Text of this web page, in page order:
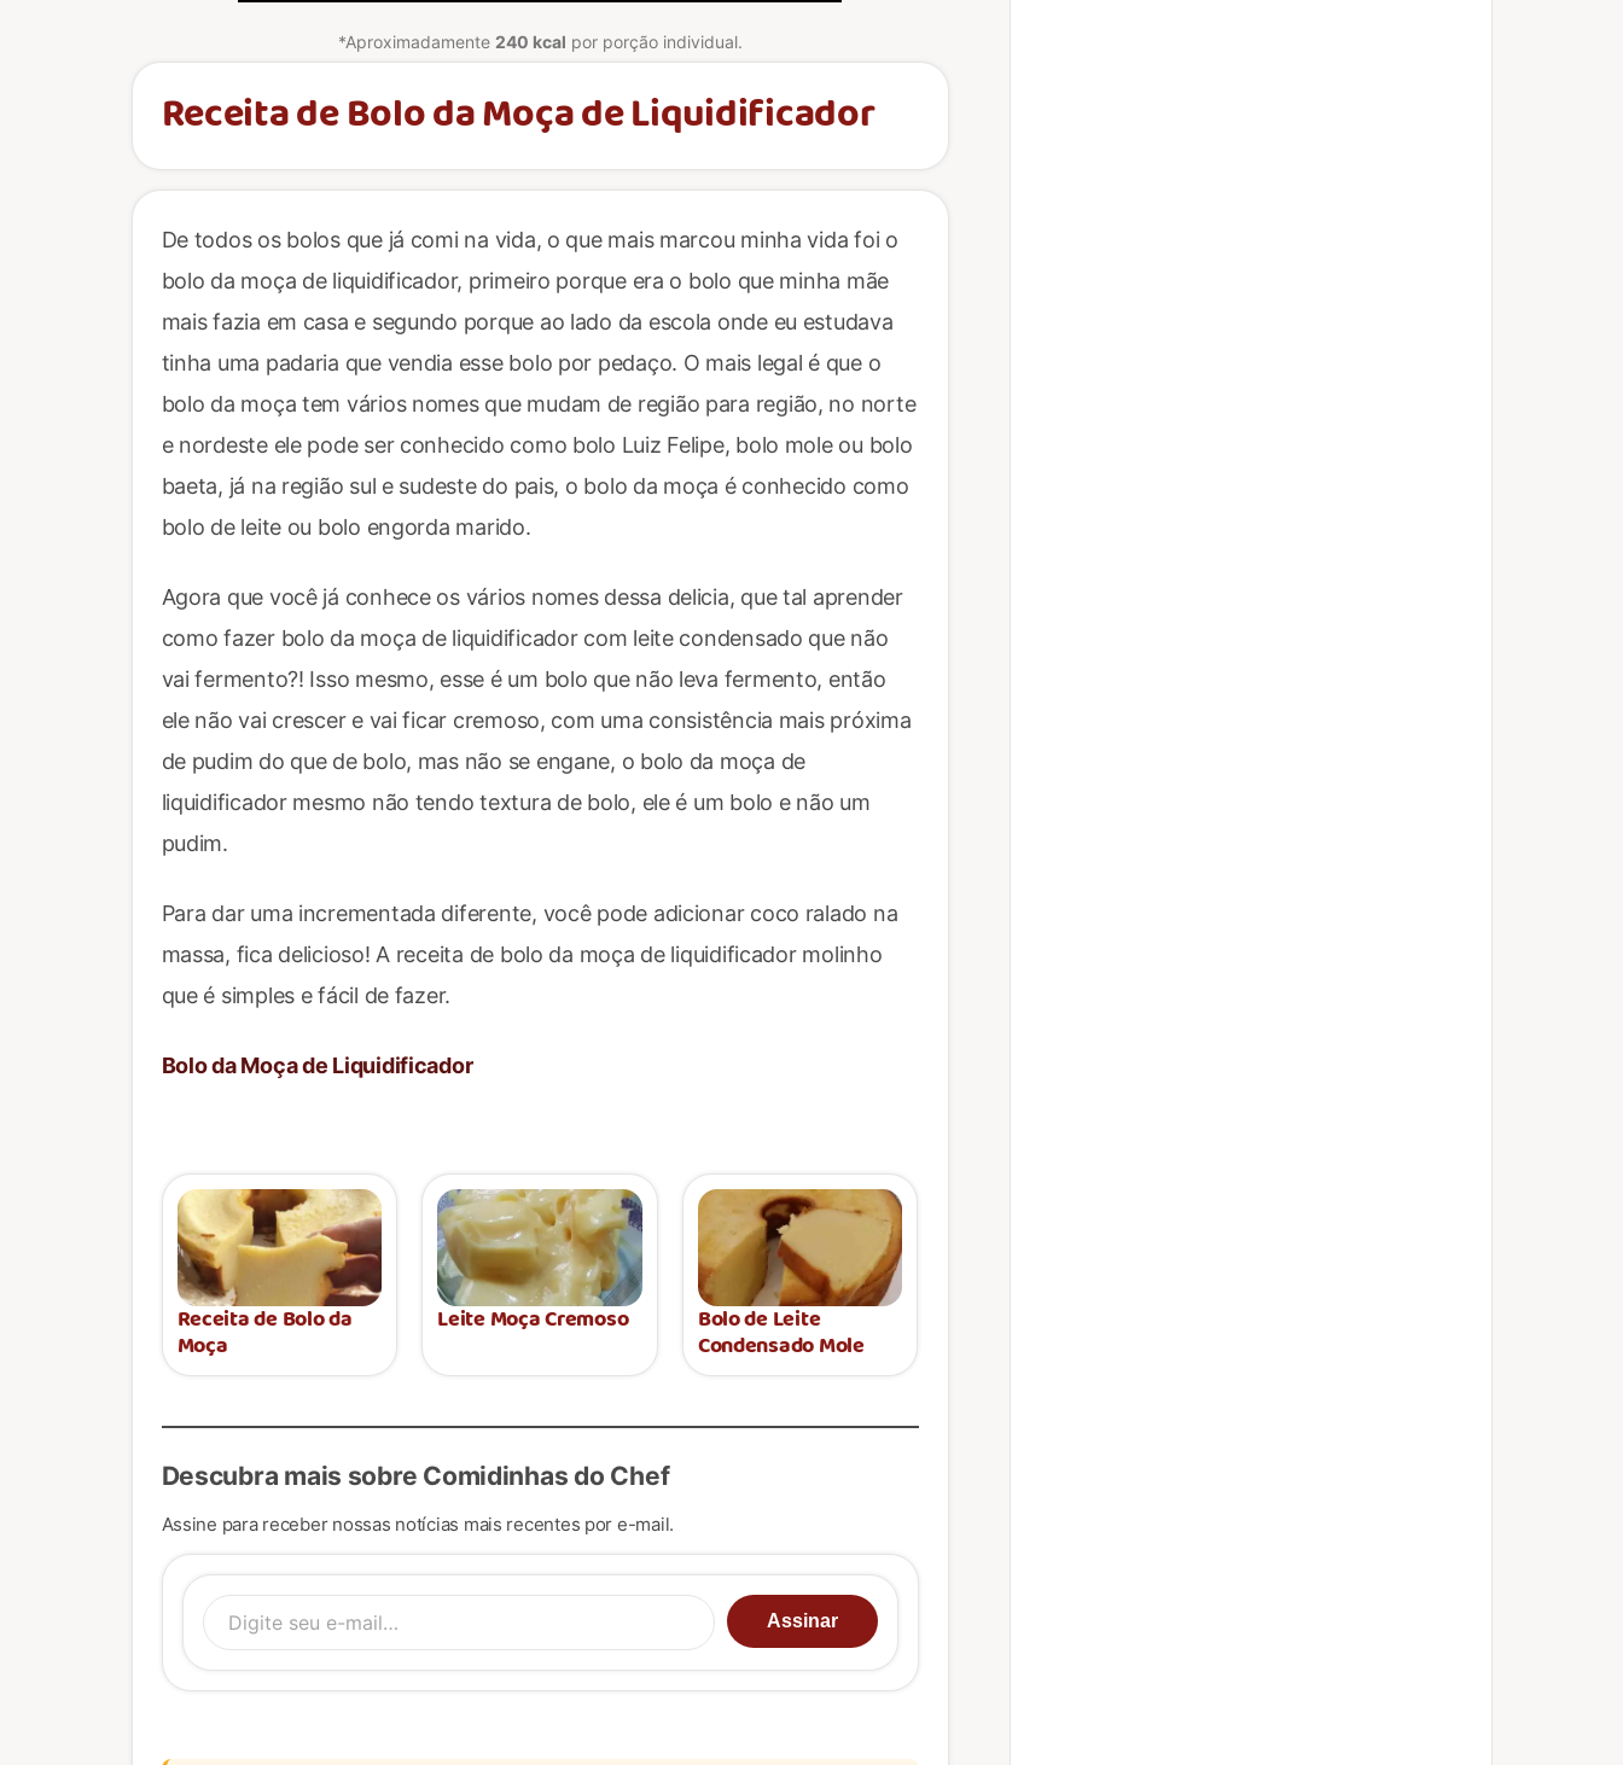
*Aproximadamente 240 kcal por porção individual.
Receita de Bolo da Moça de Liquidificador
De todos os bolos que já comi na vida, o que mais marcou minha vida foi o
bolo da moça de liquidificador, primeiro porque era o bolo que minha mãe
mais fazia em casa e segundo porque ao lado da escola onde eu estudava
tinha uma padaria que vendia esse bolo por pedaço. O mais legal é que o
bolo da moça tem vários nomes que mudam de região para região, no norte
e nordeste ele pode ser conhecido como bolo Luiz Felipe, bolo mole ou bolo
baeta, já na região sul e sudeste do pais, o bolo da moça é conhecido como
bolo de leite ou bolo engorda marido.
Agora que você já conhece os vários nomes dessa delicia, que tal aprender
como fazer bolo da moça de liquidificador com leite condensado que não
vai fermento?! Isso mesmo, esse é um bolo que não leva fermento, então
ele não vai crescer e vai ficar cremoso, com uma consistência mais próxima
de pudim do que de bolo, mas não se engane, o bolo da moça de
liquidificador mesmo não tendo textura de bolo, ele é um bolo e não um
pudim.
Para dar uma incrementada diferente, você pode adicionar coco ralado na
massa, fica delicioso! A receita de bolo da moça de liquidificador molinho
que é simples e fácil de fazer.
Bolo da Moça de Liquidificador
Receita de Bolo da
Moça
Leite Moça Cremoso Bolo de Leite
Condensado Mole
Descubra mais sobre Comidinhas do Chef
Assine para receber nossas notícias mais recentes por e-mail.
Digite seu e-mail…
Assinar